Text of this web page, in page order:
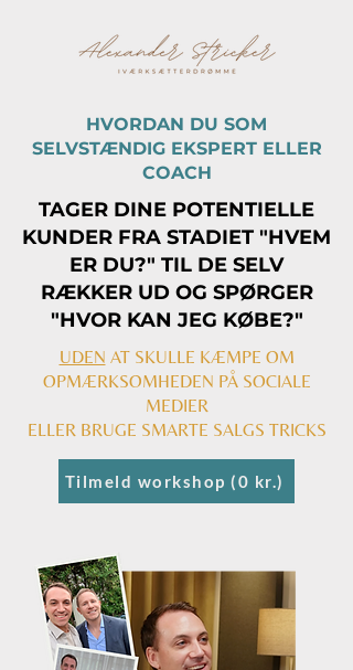
HVORDAN DU SOM
SELVSTÆNDIG EKSPERT ELLER
COACH
TAGER DINE POTENTIELLE
KUNDER FRA STADIET "HVEM
ER DU?" TIL DE SELV
RÆKKER UD OG SPØRGER
"HVOR KAN JEG KØBE?"
UDEN AT SKULLE KÆMPE OM
OPMÆRKSOMHEDEN PÅ SOCIALE
MEDIER
ELLER BRUGE SMARTE SALGS TRICKS
Tilmeld workshop (0 kr.)